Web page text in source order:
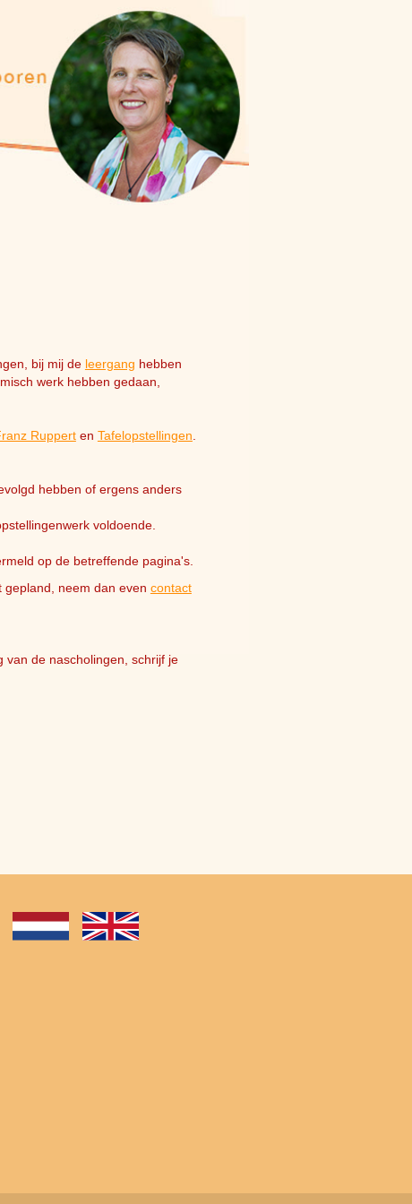
bij mij de leergang hebben
werk hebben gedaan,
Rupperten Tafelopstellingen
hebben of ergens anders
voldoende.
op de betreffende pagina's.
gepland, neem dan even contact
van de nascholingen, schrijf je